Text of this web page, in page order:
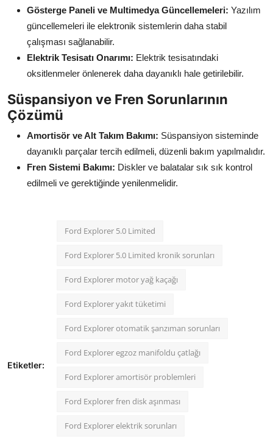
Gösterge Paneli ve Multimedya Güncellemeleri: Yazılım
güncellemeleri ile elektronik sistemlerin daha stabil
çalışması sağlanabilir.
Elektrik Tesisatı Onarımı: Elektrik tesisatındaki
oksitlenmeler önlenerek daha dayanıklı hale getirilebilir.
Süspansiyon ve Fren Sorunlarının
Çözümü
Amortisör ve Alt Takım Bakımı: Süspansiyon sisteminde
dayanıklı parçalar tercih edilmeli, düzenli bakım yapılmalıdır.
Fren Sistemi Bakımı: Diskler ve balatalar sık sık kontrol
edilmeli ve gerektiğinde yenilenmelidir.
Etiketler:
Ford Explorer 5.0 Limited
Ford Explorer 5.0 Limited kronik sorunları
Ford Explorer motor yağ kaçağı
Ford Explorer yakıt tüketimi
Ford Explorer otomatik şanzıman sorunları
Ford Explorer egzoz manifoldu çatlağı
Ford Explorer amortisör problemleri
Ford Explorer fren disk aşınması
Ford Explorer elektrik sorunları